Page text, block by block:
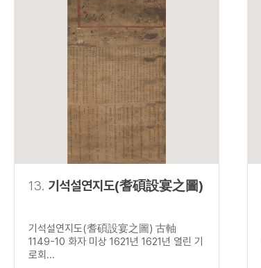
13. 기석설연지도(耆碩設宴之圖)
기석설연지도(耆碩設宴之圖) 古軸
1149-10 화자 미상 1621년 1621년 열린 기
로회...